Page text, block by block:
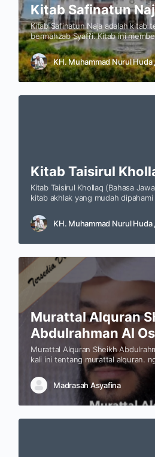
Kitab Safinatun
KH. Muhammad Nurul Huda
Kitab Safinatun Naja adalah kitab
bermahzab Syafi'i. Kitab ini
ringkas dan memuat hal yang
Kitab ini dikarang oleh Syekh
Hadhrami.
Kitab Taisirul
KH. Muhammad Nurul Huda
Kitab Taisirul Khollaq (Bahasa
kitab akhlak yang mudah
ula(pemula) dan…
Murattal Alquran
Abdulrahman Al
Madrasah Asyafina
Murattal Alquran Sheikh
kali ini tentang murattal alquran.
untuk para penghafal alquran
mudah …